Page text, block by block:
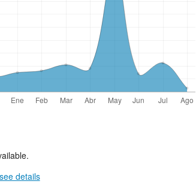
see details